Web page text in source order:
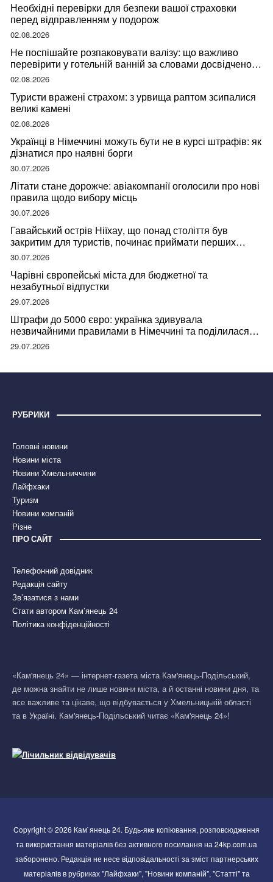
Необхідні перевірки для безпеки вашої страховки
перед відправленням у подорож
02.08.2026
Не поспішайте розпаковувати валізу: що важливо
перевірити у готельній ванній за словами досвідченої
мандрівниці
02.08.2026
Туристи вражені страхом: з урвища раптом зсипалися
великі камені
02.08.2026
Українці в Німеччині можуть бути не в курсі штрафів: як
дізнатися про наявні борги
30.07.2026
Літати стане дорожче: авіакомпанії оголосили про нові
правила щодо вибору місць
30.07.2026
Гавайський острів Ніїхау, що понад століття був
закритим для туристів, починає приймати перших
відвідувачів
30.07.2026
Чарівні європейські міста для бюджетної та
незабутньої відпустки
29.07.2026
Штрафи до 5000 євро: українка здивувала
незвичайними правилами в Німеччині та поділилася
правдою
29.07.2026
РУБРИКИ
Головні новини
Новини міста
Новини Хмельниччини
Лайфхаки
Туризм
Новини компаній
Різне
ПРО САЙТ
Телефонний довідник
Редакція сайту
Зв’язатися з нами
Стати автором Кам’янець 24
Політика конфіденційності
«Кам'янець 24» — інтернет-газета міста Кам'янець-Подільський,
де можна знайти не лише новини міста, а й останні новини дня, та
все важливе та цікаве, що відбувається у Хмельницькій області
та в Україні. Кам'янець-Подільський читає «Кам'янець 24»!
Copyright © 2026 Кам`янець 24. Будь-яке копіювання, розповсюдження
та використання матеріалів без активного посилання на 24kp.com.ua
заборонено. Редакція не несе відповідальності за зміст партнерських
матеріалів в рубриках "Лайфхаки", "Новини компаній", "Статті" та